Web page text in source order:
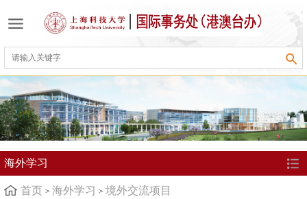
海外学习
首页 海外学习 境外交流项目